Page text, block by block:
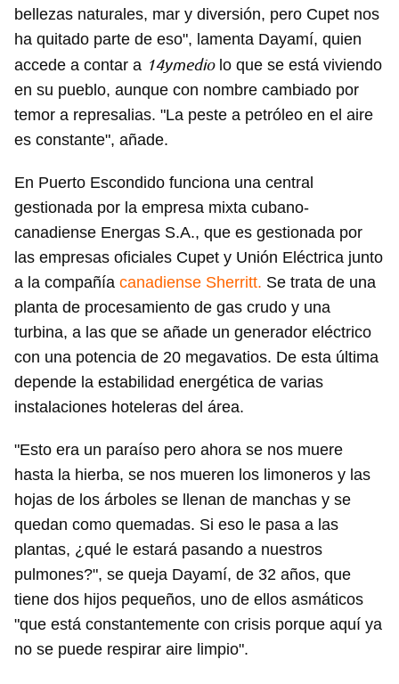
bellezas naturales, mar y diversión, pero Cupet nos
ha quitado parte de eso", lamenta Dayamí, quien
accede a contar a 14ymediolo que se está viviendo
en su pueblo, aunque con nombre cambiado por
temor a represalias. "La peste a petróleo en el aire
es constante", añade.
En Puerto Escondido funciona una central
gestionada por la empresa mixta cubano-
canadiense Energas S.A., que es gestionada por
las empresas oficiales Cupet y Unión Eléctrica junto
a la compañía canadiense Sherritt. Se trata de una
planta de procesamiento de gas crudo y una
turbina, a las que se añade un generador eléctrico
con una potencia de 20 megavatios. De esta última
depende la estabilidad energética de varias
instalaciones hoteleras del área.
"Esto era un paraíso pero ahora se nos muere
hasta la hierba, se nos mueren los limoneros y las
hojas de los árboles se llenan de manchas y se
quedan como quemadas. Si eso le pasa a las
plantas, ¿qué le estará pasando a nuestros
pulmones?", se queja Dayamí, de 32 años, que
tiene dos hijos pequeños, uno de ellos asmáticos
"que está constantemente con crisis porque aquí ya
no se puede respirar aire limpio".